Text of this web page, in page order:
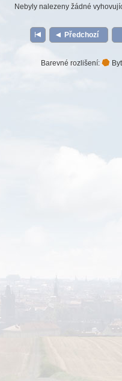
Nebyly nalezeny žádné
Předchozí
Barevné rozlišení: